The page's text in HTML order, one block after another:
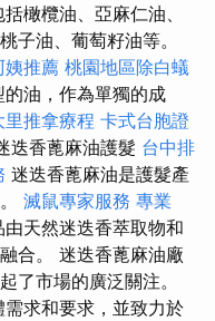
橄欖油、亞麻仁油、
子油、葡萄籽油等。
姨推薦 桃園地區除白蟻
油，作為單獨的成
里推拿療程 卡式台胞證
迭香蓖麻油護髮 台中排
迷迭香蓖麻油是護髮產
滅鼠專家服務 專業
由天然迷迭香萃取物和
合。 迷迭香蓖麻油廠
了市場的廣泛關注。
求和要求，並致力於